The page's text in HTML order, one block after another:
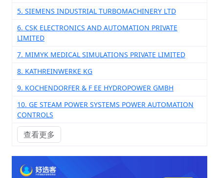
5. SIEMENS INDUSTRIAL TURBOMACHINERY LTD
6. CSK ELECTRONICS AND AUTOMATION PRIVATE
LIMITED
7. MIMYK MEDICAL SIMULATIONS PRIVATE LIMITED
8. KATHREINWERKE KG
9. KOCHENDORFER & F EE HYDROPOWER GMBH
10. GE STEAM POWER SYSTEMS POWER AUTOMATION
CONTROLS
查看更多